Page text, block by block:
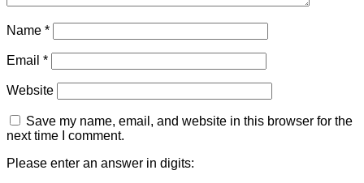
Name *
Email *
Website
Save my name, email, and website in this browser for the
next time I comment.
Please enter an answer in digits: